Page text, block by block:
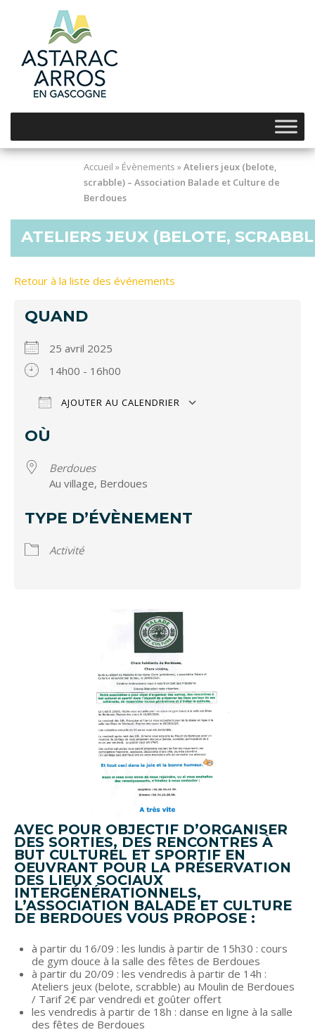
Accueil » Évènements »Ateliers jeux (belote,
scrabble) – Association Balade et Culture de
Berdoues
ATELIERS JEUX (BELOTE,
Retour à la liste des événements
QUAND
25 avril 2025
14h00 - 16h00
AJOUTER AU CALENDRIER
OÙ
Berdoues
Au village, Berdoues
TYPE D’ÉVÈNEMENT
Activité
AVEC POUR OBJECTIF D’ORGANISER
DES SORTIES, DES RENCONTRES À
BUT CULTUREL ET SPORTIF EN
OEUVRANT POUR LA PRÉSERVATION
DES LIEUX SOCIAUX
INTERGÉNÉRATIONNELS,
L’ASSOCIATION BALADE ET CULTURE
DE BERDOUES VOUS PROPOSE :
à partir du 16/09 : les lundis à partir de 15h30 : cours
de gym douce à la salle des fêtes de Berdoues
à partir du 20/09 : les vendredis à partir de 14h :
Ateliers jeux (belote, scrabble) au Moulin de Berdoues
/ Tarif 2€ par vendredi et goûter offert
les vendredis à partir de 18h : danse en ligne à la salle
des fêtes de Berdoues